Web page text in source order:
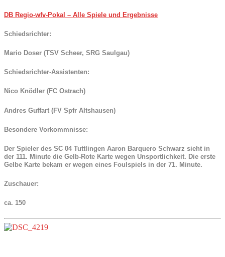
DB Regio-wfv-Pokal – Alle Spiele und Ergebnisse
Schiedsrichter:
Mario Doser (TSV Scheer, SRG Saulgau)
Schiedsrichter-Assistenten:
Nico Knödler (FC Ostrach)
Andres Guffart (FV Spfr Altshausen)
Besondere Vorkommnisse:
Der Spieler des SC 04 Tuttlingen Aaron Barquero Schwarz sieht in
der 111. Minute die Gelb-Rote Karte wegen Unsportlichkeit. Die erste
Gelbe Karte bekam er wegen eines Foulspiels in der 71. Minute.
Zuschauer:
ca. 150